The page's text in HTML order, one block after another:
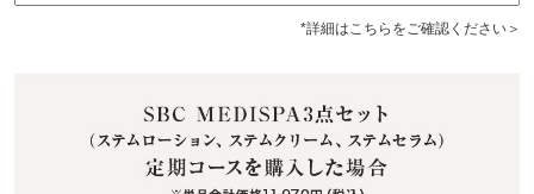
*詳細はこちらをご確認ください＞